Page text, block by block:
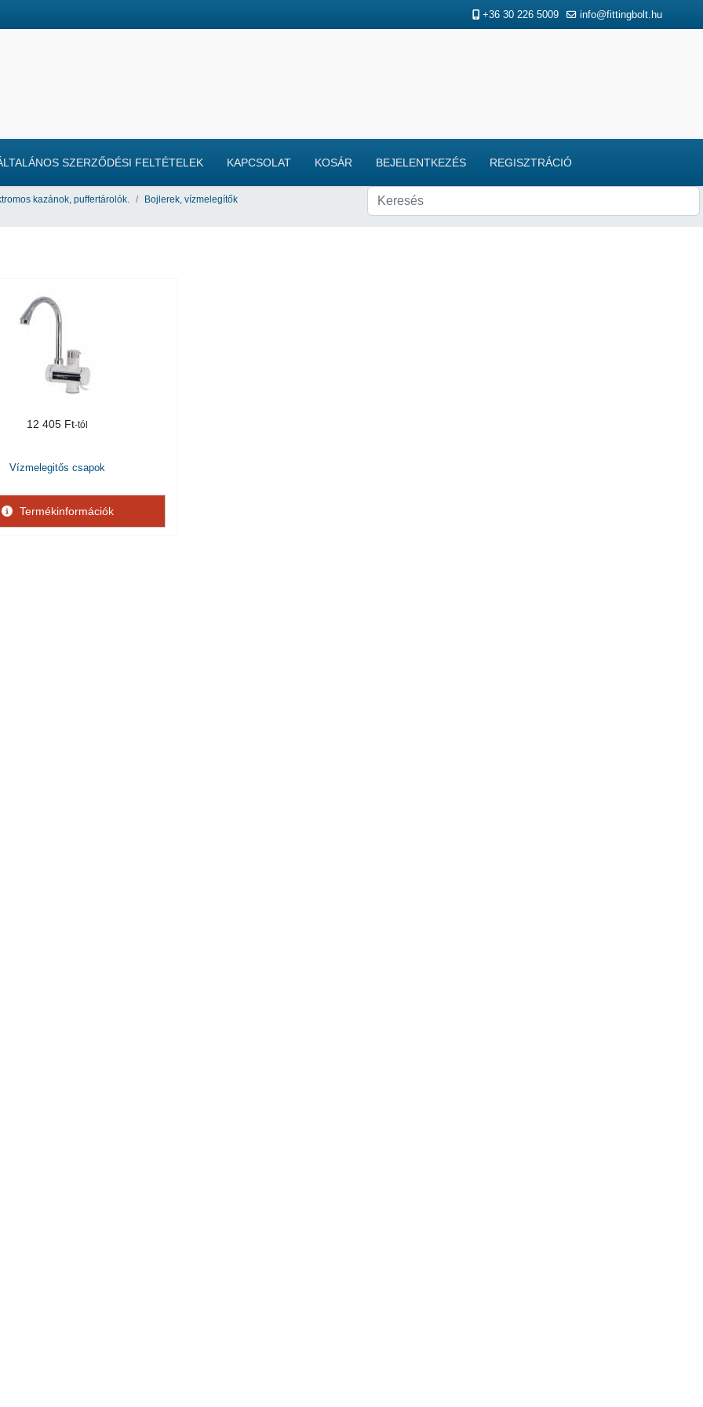
+36 30 226 5009 info@fittingbolt.hu
SZERZŐDÉSI FELTÉTELEK KAPCSOLAT KOSÁR BEJELENTKEZÉS REGISZTRÁCIÓ
kazánok, puffertárolók.
Bojlerek, vízmelegítők
12 405 Ft
Vízmelegitős csapok
Termékinformációk